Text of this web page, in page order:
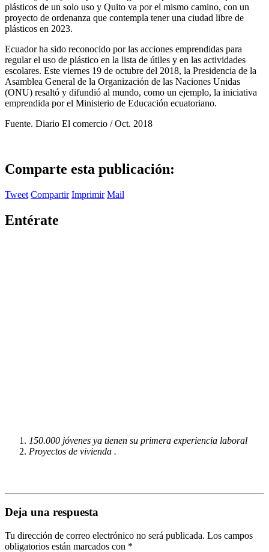
plásticos de un solo uso y Quito va por el mismo camino, con un
proyecto de ordenanza que contempla tener una ciudad libre de
plásticos en 2023.
Ecuador ha sido reconocido por las acciones emprendidas para
regular el uso de plástico en la lista de útiles y en las actividades
escolares. Este viernes 19 de octubre del 2018, la Presidencia de la
Asamblea General de la Organización de las Naciones Unidas
(ONU) resaltó y difundió al mundo, como un ejemplo, la iniciativa
emprendida por el Ministerio de Educación ecuatoriano.
Fuente. Diario El comercio / Oct. 2018
Comparte esta publicación:
Tweet Compartir Imprimir Mail
Entérate
150.000 jóvenes ya tienen su primera experiencia laboral
Proyectos de vivienda .
Deja una respuesta
Tu dirección de correo electrónico no será publicada. Los campos
obligatorios están marcados con *